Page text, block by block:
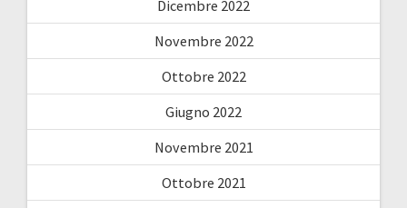
Dicembre 2022
Novembre 2022
Ottobre 2022
Giugno 2022
Novembre 2021
Ottobre 2021